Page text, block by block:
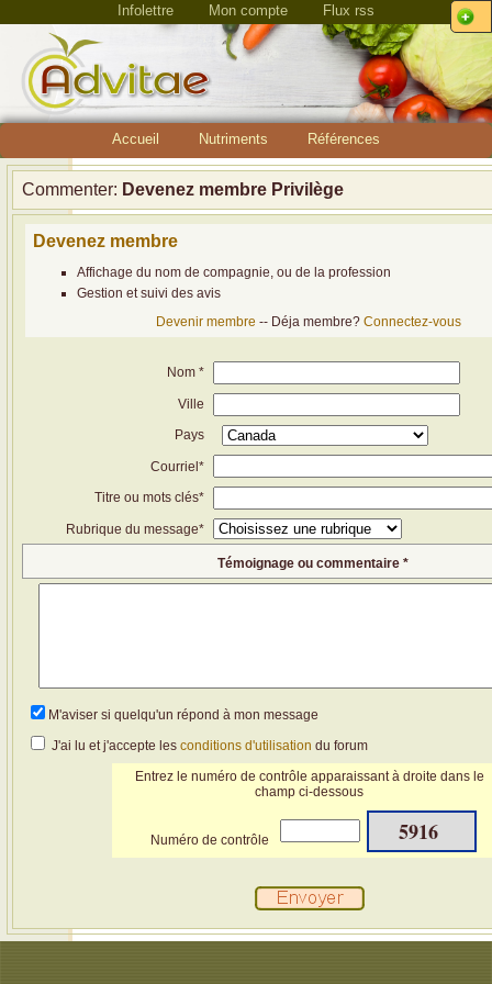
Infolettre Mon compte Flux rss
Accueil Nutriments Références
Commenter: Devenez membre Privilège
Devenez membre
Affichage du nom de compagnie, ou de la profession
Gestion et suivi des avis
Devenir membre -- Déja membre?Connectez-vous
Nom *
Ville
Pays
Courriel*
Titre ou mots clés*
Rubrique du message*
Témoignage ou commentaire *
M'aviser si quelqu'un répond à mon message
J'ai lu et j'accepte les conditions d'utilisation du forum
Entrez le numéro de contrôle apparaissant à droite dans le
champ ci-dessous
Numéro de contrôle 5916